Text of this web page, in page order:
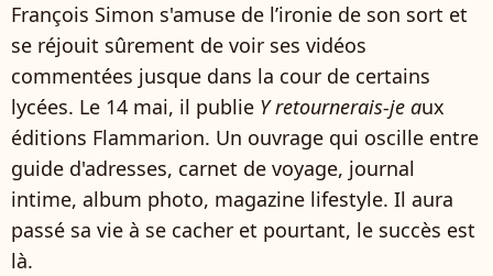
François Simon s'amuse de l’ironie de son sort et
se réjouit sûrement de voir ses vidéos
commentées jusque dans la cour de certains
lycées. Le 14 mai, il publie Y retournerais-je aux
éditions Flammarion. Un ouvrage qui oscille entre
guide d'adresses, carnet de voyage, journal
intime, album photo, magazine lifestyle. Il aura
passé sa vie à se cacher et pourtant, le succès est
là.